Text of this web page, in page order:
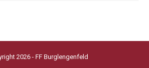
2026 - FF Burglengenfeld